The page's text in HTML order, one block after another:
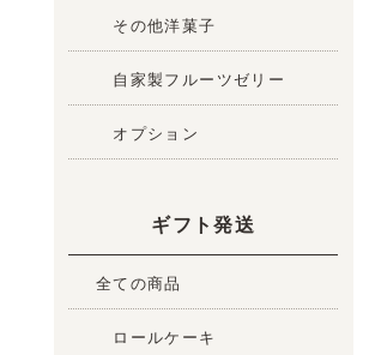
その他洋菓子
自家製フルーツゼリー
オプション
ギフト発送
全ての商品
ロールケーキ